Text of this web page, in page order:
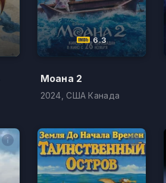
6.3
Моана 2
2024, США Канада